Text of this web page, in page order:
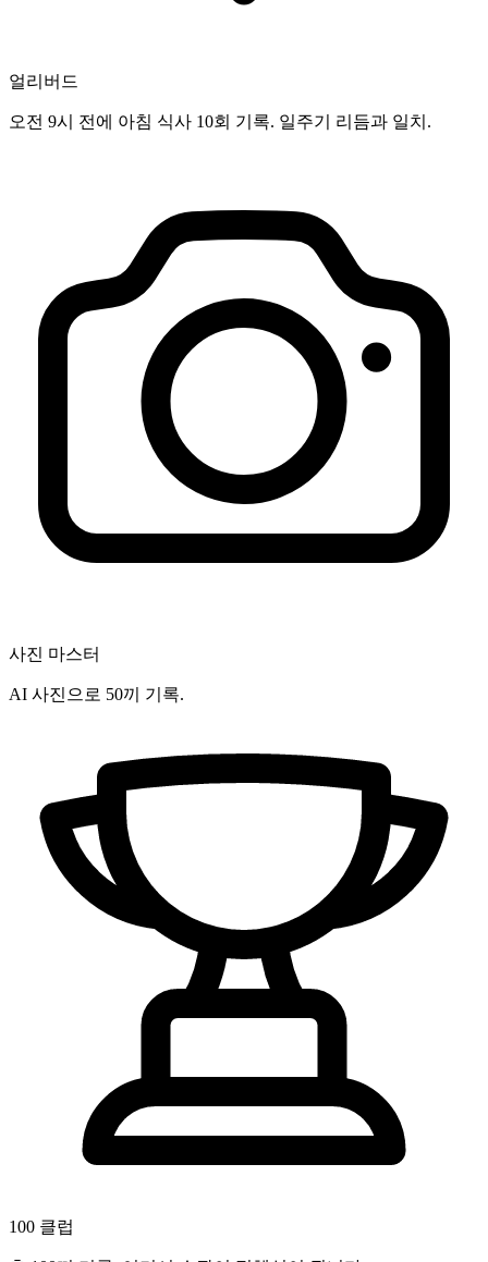
얼리버드
오전 9시 전에 아침 식사 10회 기록. 일주기 리듬과 일치.
사진 마스터
AI 사진으로 50끼 기록.
100 클럽